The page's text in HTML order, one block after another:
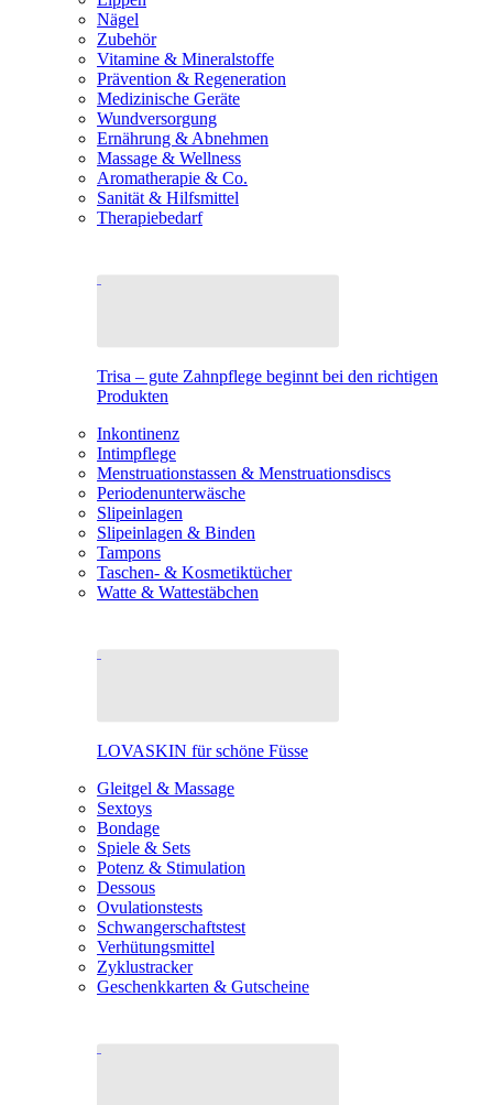
Nägel
Zubehör
Vitamine & Mineralstoffe
Prävention & Regeneration
Medizinische Geräte
Wundversorgung
Ernährung & Abnehmen
Massage & Wellness
Aromatherapie & Co.
Sanität & Hilfsmittel
Therapiebedarf
Trisa – gute Zahnpflege beginnt bei den richtigen
Produkten
Inkontinenz
Intimpflege
Menstruationstassen & Menstruationsdiscs
Periodenunterwäsche
Slipeinlagen
Slipeinlagen & Binden
Tampons
Taschen- & Kosmetiktücher
Watte & Wattestäbchen
LOVASKIN für schöne Füsse
Gleitgel & Massage
Sextoys
Bondage
Spiele & Sets
Potenz & Stimulation
Dessous
Ovulationstests
Schwangerschaftstest
Verhütungsmittel
Zyklustracker
Geschenkkarten & Gutscheine